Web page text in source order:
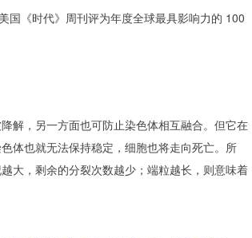
国《时代》周刊评为年度全球最具影响力的 100
解，另一方面也可防止染色体相互融合。但它在
体也就无法保持稳定，细胞也将走向死亡。所
大，剩余的分裂次数越少；端粒越长，则意味着